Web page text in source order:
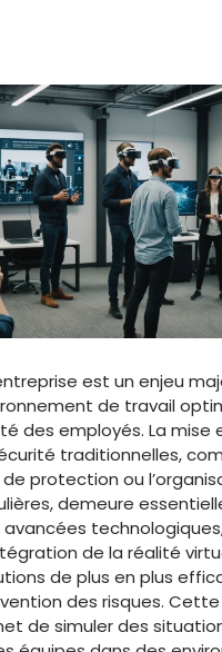
est un enjeu
de travail
des employés. La mise
traditionnelles,
protection ou
demeure
de la réalité
de plus en plus
des risques.
de simuler des